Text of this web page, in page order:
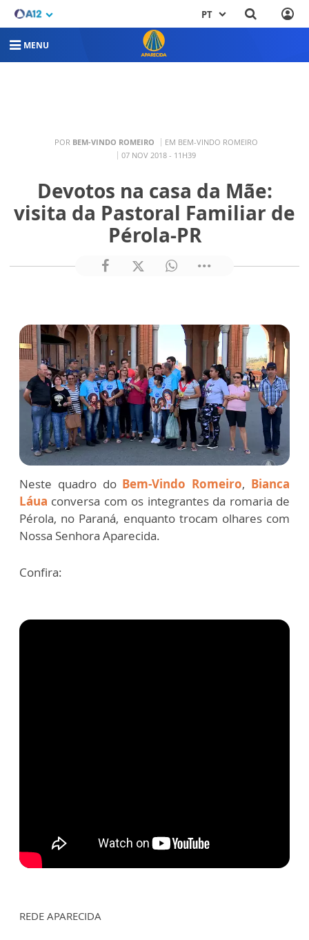
PT
MENU
POR BEM-VINDO ROMEIRO
EM BEM-VINDO ROMEIRO
07 NOV 2018 - 11H39
Devotos na casa da Mãe:
visita da Pastoral Familiar de
Pérola-PR
Neste quadro doBem-Vindo Romeiro, Bianca
Láua conversa com os integrantes da romaria de
Pérola, no Paraná, enquanto trocam olhares com
Nossa Senhora Aparecida.
Confira:
REDE APARECIDA